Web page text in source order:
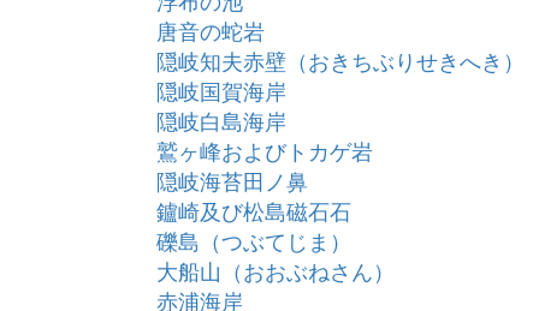
唐音の蛇岩
隠岐知夫赤壁（おきちぶりせきへき）
隠岐国賀海岸
隠岐白島海岸
鷲ヶ峰およびトカゲ岩
隠岐海苔田ノ鼻
鑪崎及び松島磁石石
礫島（つぶてじま）
大船山（おおぶねさん）
赤浦海岸